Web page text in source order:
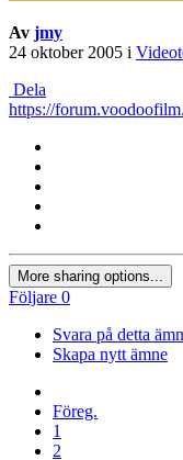
Av jmy
24 oktober 2005 i
Dela
https://
More sharing options...
Följare 0
Svara på detta
Skapa nytt ämne
Föreg.
1
2